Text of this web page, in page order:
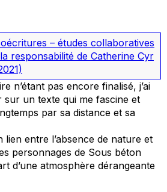
– études collaboratives
responsabilité de Catherine Cyr
n’étant pas encore finalisé, j’ai
sur un texte qui me fascine et
par sa distance et sa
lien entre l’absence de nature et
personnages de Sous béton
d’une atmosphère dérangeante